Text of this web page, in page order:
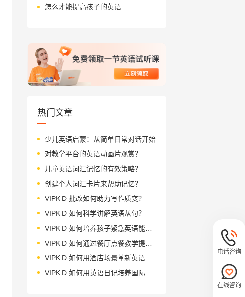
怎么才能提高孩子的英语
热门文章
少儿英语启蒙：从简单日常对话开始
对教学平台的英语动画片观赏？
儿童英语词汇记忆的有效策略？
创建个人词汇卡片来帮助记忆？
VIPKID 批改如何助力写作质变？
VIPKID 如何科学讲解英语从句？
VIPKID 如何培养孩子紧急英语能力？
VIPKID 如何通过餐厅点餐教学提升少儿英语应用能力？
VIPKID 如何用酒店场景革新英语教学？
VIPKID 如何用英语日记培养国际化人才？
电话咨询
在线咨询